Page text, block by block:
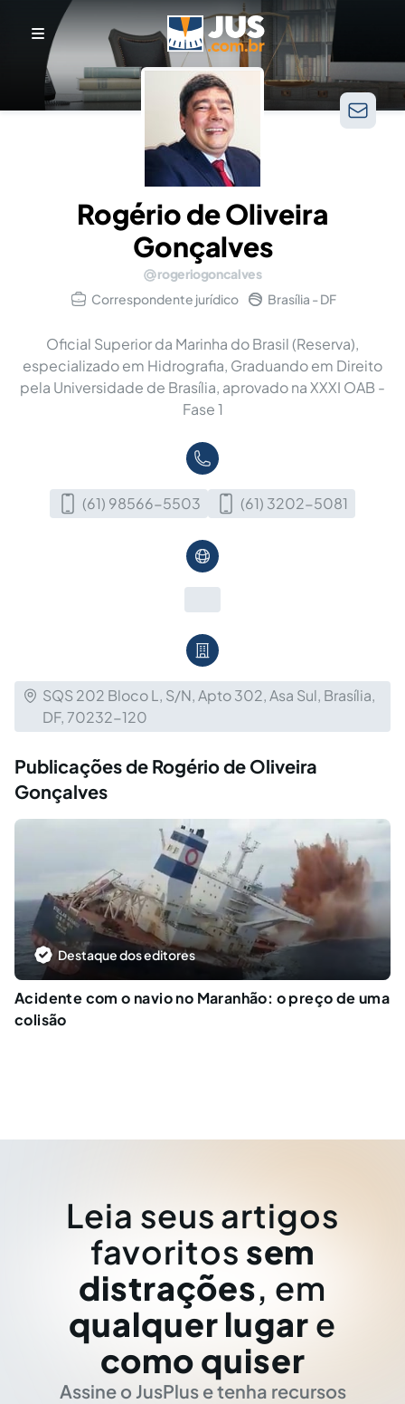
Rogério de Oliveira
Gonçalves
rogeriogoncalves
Correspondente jurídico
Brasília - DF
Oficial Superior da Marinha do Brasil (Reserva),
especializado em Hidrografia, Graduando em Direito
pela Universidade de Brasília, aprovado na XXXI OAB -
Fase 1
(61) 98566-5503 (61) 3202-5081
SQS 202 Bloco L, S/N, Apto 302, Asa Sul, Brasília,
DF, 70232-120
Publicações de Rogério de Oliveira
Gonçalves
Destaque dos editores
Acidente com o navio no Maranhão: o preço de uma
colisão
Leia seus artigos
favoritos sem
distrações, em
qualquer lugar e
como quiser
Assine o JusPlus e tenha recursos